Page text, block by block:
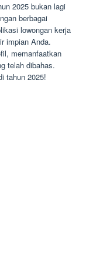
2025 bukan lagi
berbagai
lowongan kerja
impian Anda.
memanfaatkan
telah dibahas.
tahun 2025!